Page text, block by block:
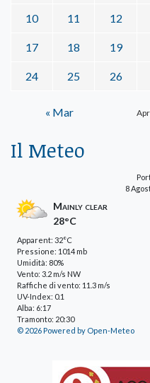
10 11 12
17 18 19
24 25 26
« Mar
Il Meteo
8
Mainly clear
28°C
Apparent: 32°C
Pressione: 1014 mb
Umidità: 80%
Vento: 3.2 m/s NW
Raffiche di vento: 11.3 m/s
UV-Index: 0.1
Alba: 6:17
Tramonto: 20:30
© 2026 Powered by Open-Meteo